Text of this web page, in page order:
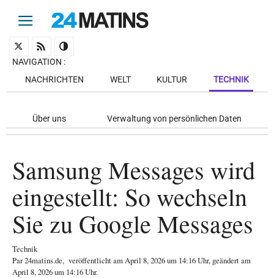
NAVIGATION :
NACHRICHTEN
WELT KULTUR TECHNIK
Über uns Verwaltung von persönlichen Daten
Samsung Messages wird
eingestellt: So wechseln
Sie zu Google Messages
Technik
Par24matins.de, veröffentlicht amApril 8, 2026um 14:16 Uhr, geändert am
April 8, 2026 um 14:16 Uhr.